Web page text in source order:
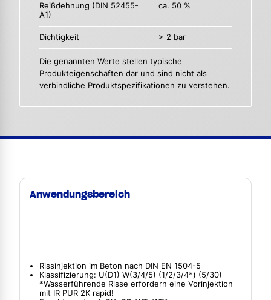
Reißdehnung (DIN 52455-
A1)
ca. 50 %
Dichtigkeit > 2 bar
Die genannten Werte stellen typische
Produkteigenschaften dar und sind nicht als
verbindliche Produktspezifikationen zu verstehen.
Anwendungsbereich
Rissinjektion im Beton nach DIN EN 1504-5
Klassifizierung: U(D1) W(3/4/5) (1/2/3/4*) (5/30)
*Wasserführende Risse erfordern eine Vorinjektion
mit IR PUR 2K rapid!